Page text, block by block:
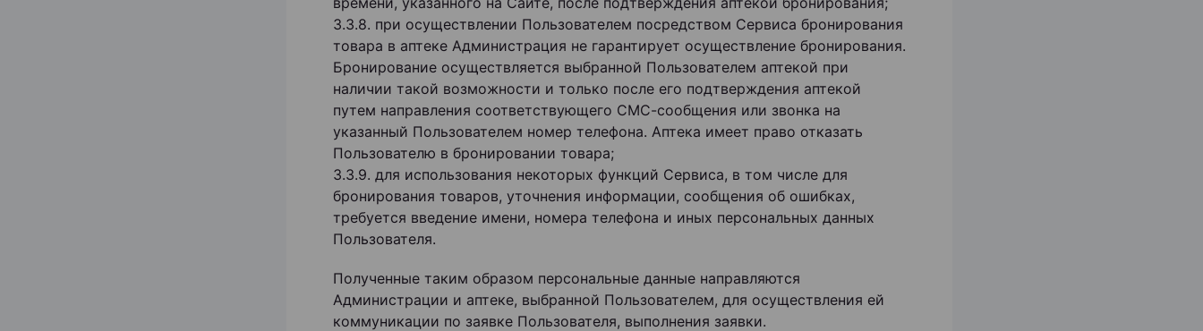
3.3.8. при осуществлении Пользователем посредством Сервиса бронирования
товара в аптеке Администрация не гарантирует осуществление бронирования.
Бронирование осуществляется выбранной Пользователем аптекой при
наличии такой возможности и только после его подтверждения аптекой
путем направления соответствующего СМС-сообщения или звонка на
указанный Пользователем номер телефона. Аптека имеет право отказать
Пользователю в бронировании товара;
3.3.9. для использования некоторых функций Сервиса, в том числе для
бронирования товаров, уточнения информации, сообщения об ошибках,
требуется введение имени, номера телефона и иных персональных данных
Пользователя.
Полученные таким образом персональные данные направляются
Администрации и аптеке, выбранной Пользователем, для осуществления ей
коммуникации по заявке Пользователя, выполнения заявки.